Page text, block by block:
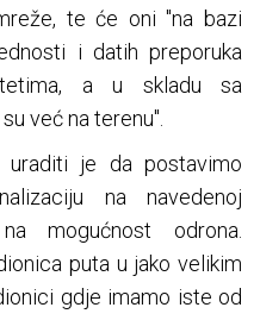
te će oni "na bazi
i datih preporuka
a u skladu sa
već na terenu".
uraditi je da postavimo
na navedenoj
mogućnost odrona.
puta u jako velikim
gdje imamo iste od